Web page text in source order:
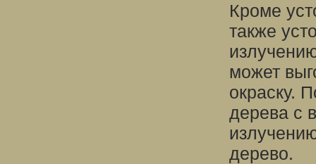
Кроме
также
может
окраску.
дерева с
дерево.